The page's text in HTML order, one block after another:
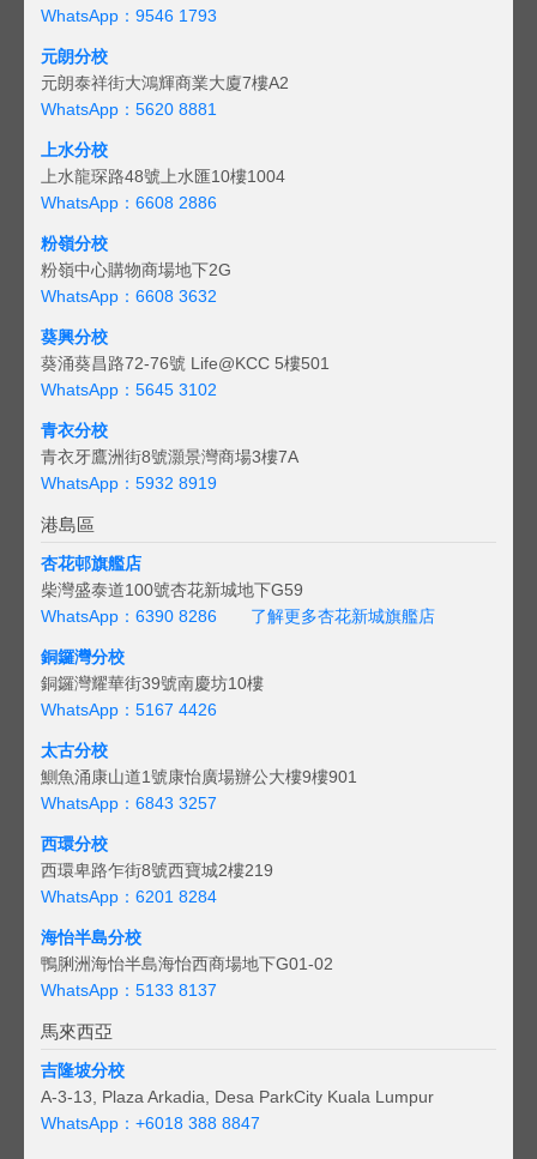
WhatsApp：9546 1793
元朗分校
元朗泰祥街大鴻輝商業大廈7樓A2
WhatsApp：5620 8881
上水分校
上水龍琛路48號上水匯10樓1004
WhatsApp：6608 2886
粉嶺分校
粉嶺中心購物商場地下2G
WhatsApp：6608 3632
葵興分校
葵涌葵昌路72-76號 Life@KCC 5樓501
WhatsApp：5645 3102
青衣分校
青衣牙鷹洲街8號灝景灣商場3樓7A
WhatsApp：5932 8919
港島區
杏花邨旗艦店
柴灣盛泰道100號杏花新城地下G59
WhatsApp：6390 8286
了解更多杏花新城旗艦店
銅鑼灣分校
銅鑼灣耀華街39號南慶坊10樓
WhatsApp：5167 4426
太古分校
鰂魚涌康山道1號康怡廣場辦公大樓9樓901
WhatsApp：6843 3257
西環分校
西環卑路乍街8號西寶城2樓219
WhatsApp：6201 8284
海怡半島分校
鴨脷洲海怡半島海怡西商場地下G01-02
WhatsApp：5133 8137
馬來西亞
吉隆坡分校
A-3-13, Plaza Arkadia, Desa ParkCity Kuala Lumpur
WhatsApp： +6018 388 8847